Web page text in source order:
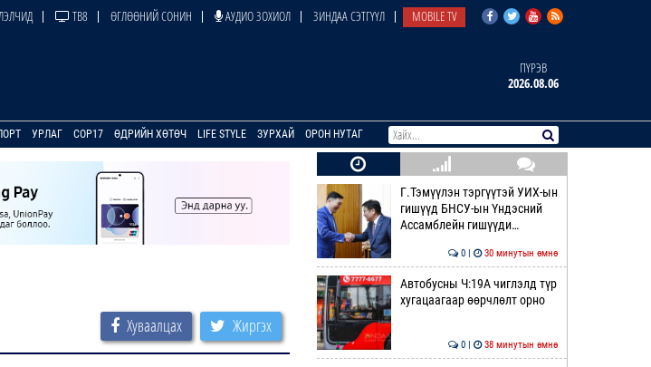
ТВ8 ӨГЛӨӨНИЙ СОНИН АУДИО ЗОХИОЛ ЗИНДАА СЭТГҮҮЛ MOBILE TV
ПҮРЭВ
2026.08.06
УРЛАГ COP17 ӨДРИЙН ХӨТӨЧ LIFE STYLE ЗУРХАЙ ОРОН НУТАГ
Хуваалцах Жиргэх
Г.Тэмүүлэн тэргүүтэй УИХ-ын
гишүүд БНСУ-ын Үндэсний
Ассамблейн гишүүди…
0 | 30 минутын өмнө
Автобусны Ч:19А чиглэлд түр
хугацаагаар өөрчлөлт орно
0 | 38 минутын өмнө